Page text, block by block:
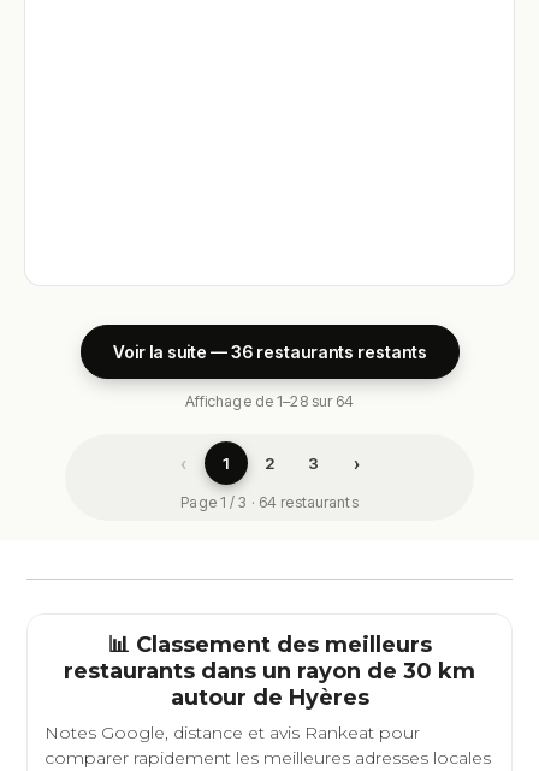
Voir la suite — 36 restaurants restants
Affichage de 1–28 sur 64
‹ 1 2 3 ›
Page 1 / 3 · 64 restaurants
📊 Classement des meilleurs
restaurants dans un rayon de 30 km
autour de Hyères
Notes Google, distance et avis Rankeat pour
comparer rapidement les meilleures adresses locales